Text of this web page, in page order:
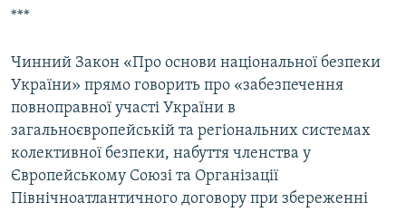
***
Чинний Закон «Про основи національної безпеки
України» прямо говорить про «забезпечення
повноправної участі України в
загальноєвропейській та регіональних системах
колективної безпеки, набуття членства у
Європейському Союзі та Організації
Північноатлантичного договору при збереженні